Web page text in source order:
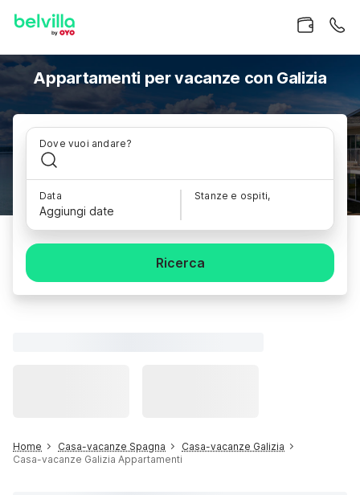
Appartamenti per vacanze con Galizia
Dove vuoi andare?
Data
Aggiungi date
Stanze e ospiti,
Ricerca
Home Casa-vacanze Spagna
Casa-vacanze Galizia
Casa-vacanze Galizia Appartamenti